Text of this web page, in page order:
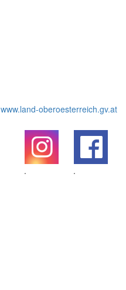
www.land-oberoesterreich.gv.at
.
.